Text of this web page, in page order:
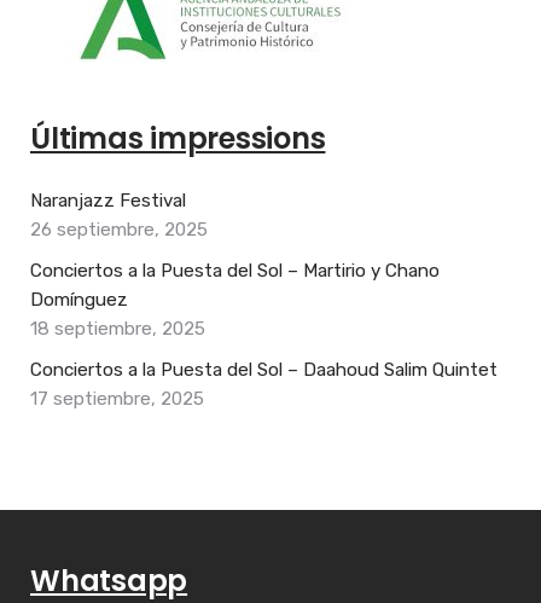
Últimas impressions
Naranjazz Festival
26 septiembre, 2025
Conciertos a la Puesta del Sol – Martirio y Chano
Domínguez
18 septiembre, 2025
Conciertos a la Puesta del Sol – Daahoud Salim Quintet
17 septiembre, 2025
Whatsapp